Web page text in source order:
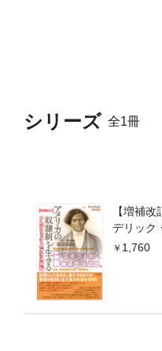
シリーズ 全1冊
【増補
デリック
1,760